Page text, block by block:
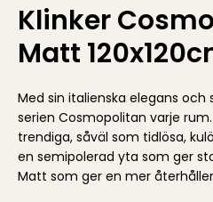
Klinker
Matt
Med sin italienska elegans
serien Cosmopolitan varje
trendiga, såväl som tidlösa,
en semipolerad yta som ger
Matt som ger en mer